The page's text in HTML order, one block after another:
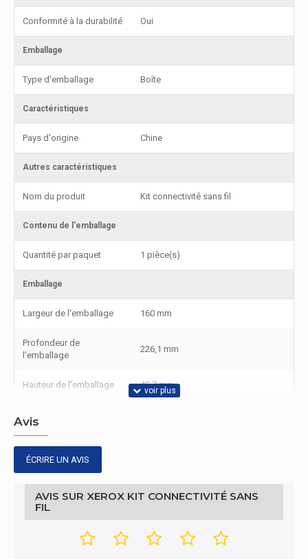
Conformité à la durabilité Oui
Emballage
Type d'emballage Boîte
Caractéristiques
Pays d'origine Chine
Autres caractéristiques
Nom du produit Kit connectivité sans fil
Contenu de l'emballage
Quantité par paquet 1 pièce(s)
Emballage
Largeur de l'emballage 160 mm
Profondeur de
l'emballage
226,1 mm
Hauteur de l'emballage 45,7 mm
Poids du paquet
Compatibilité des
périphériques
Adaptateur
Avis
ÉCRIRE UN AVIS
AVIS SUR XEROX KIT CONNECTIVITÉ SANS
FIL